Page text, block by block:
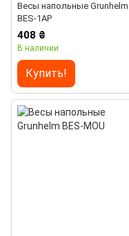
Весы напольные Grunhelm
BES-1AP
408 ₴
В наличии
Купить!